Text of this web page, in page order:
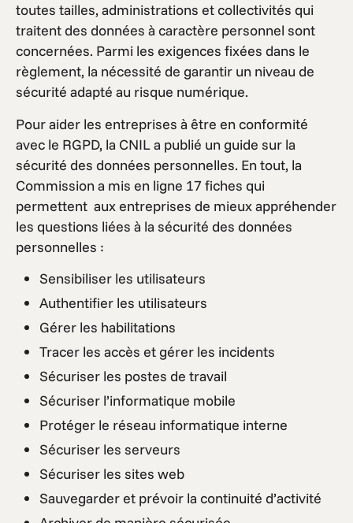
toutes tailles, administrations et collectivités qui
traitent des données à caractère personnel sont
concernées. Parmi les exigences fixées dans le
règlement, la nécessité de garantir un niveau de
sécurité adapté au risque numérique.
Pour aider les entreprises à être en conformité
avec le RGPD, la CNIL a publié un guide sur la
sécurité des données personnelles. En tout, la
Commission a mis en ligne 17 fiches qui
permettent aux entreprises de mieux appréhender
les questions liées à la sécurité des données
personnelles :
Sensibiliser les utilisateurs
Authentifier les utilisateurs
Gérer les habilitations
Tracer les accès et gérer les incidents
Sécuriser les postes de travail
Sécuriser l’informatique mobile
Protéger le réseau informatique interne
Sécuriser les serveurs
Sécuriser les sites web
Sauvegarder et prévoir la continuité d’activité